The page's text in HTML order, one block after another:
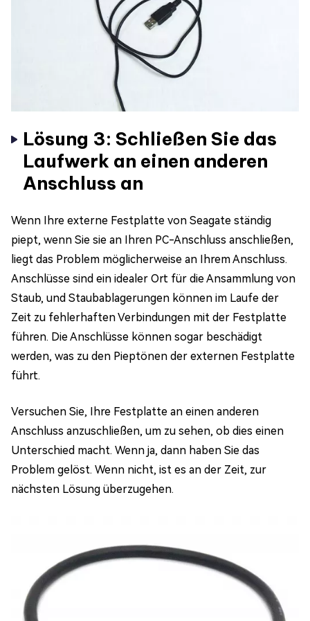
Lösung 3: Schließen Sie das
Laufwerk an einen anderen
Anschluss an
Wenn Ihre externe Festplatte von Seagate ständig
piept, wenn Sie sie an Ihren PC-Anschluss anschließen,
liegt das Problem möglicherweise an Ihrem Anschluss.
Anschlüsse sind ein idealer Ort für die Ansammlung von
Staub, und Staubablagerungen können im Laufe der
Zeit zu fehlerhaften Verbindungen mit der Festplatte
führen. Die Anschlüsse können sogar beschädigt
werden, was zu den Pieptönen der externen Festplatte
führt.
Versuchen Sie, Ihre Festplatte an einen anderen
Anschluss anzuschließen, um zu sehen, ob dies einen
Unterschied macht. Wenn ja, dann haben Sie das
Problem gelöst. Wenn nicht, ist es an der Zeit, zur
nächsten Lösung überzugehen.